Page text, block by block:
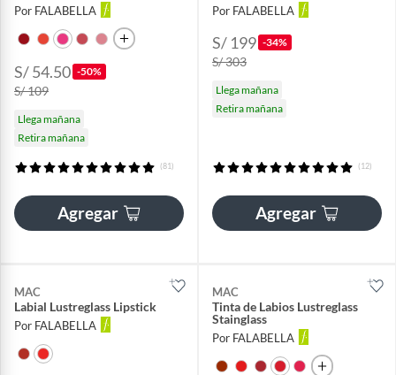
Por FALABELLA
S/ 54.50 -50%
S/ 109
Llega mañana
Retira mañana
(81)
Agregar
Por FALABELLA
S/ 199 -34%
S/ 303
Llega mañana
Retira mañana
(12)
Agregar
MAC
Labial Lustreglass Lipstick
Por FALABELLA
MAC
Tinta de Labios Lustreglass
Stainglass
Por FALABELLA